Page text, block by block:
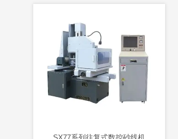
SX77系列往复式数控砂线机